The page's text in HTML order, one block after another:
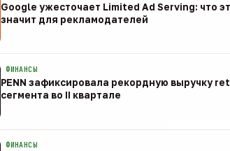
Google ужесточает Limited Ad Serving: что
значит для рекламодателей
ФИНАНСЫ
PENN зафиксировала рекордную выручку
сегмента во II квартале
ФИНАНСЫ